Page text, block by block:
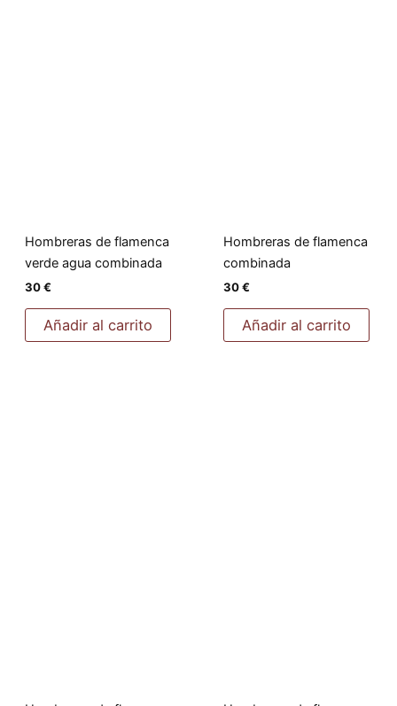
Hombreras de flamenca
verde agua combinada
30€
Añadir al carrito
Hombreras de flamenca
combinada
30€
Añadir al carrito